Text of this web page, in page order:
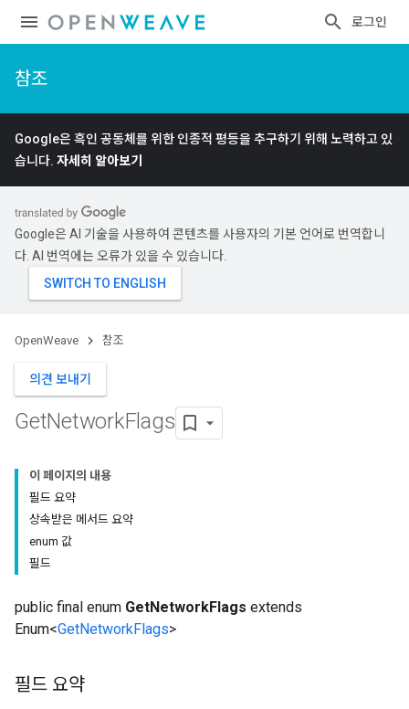
로그인
참조
Google은 흑인 공동체를 위한 인종적 평등을 추구하기 위해 노력하고 있
습니다. 자세히 알아보기
Google은 AI 기술을 사용하여 콘텐츠를 사용자의 기본 언어로 번역합니
다. AI 번역에는 오류가 있을 수 있습니다.
OpenWeave 참조
의견 보내기
GetNetworkFlags
이 페이지의 내용
필드 요약
상속받은 메서드 요약
enum 값
필드
public final enum GetNetworkFlags extends
Enum<GetNetworkFlags>
필드 요약